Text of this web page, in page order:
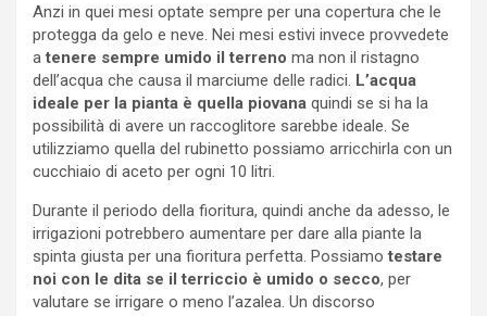
Anzi in quei mesi optate sempre per una copertura che le
protegga da gelo e neve. Nei mesi estivi invece provvedete
atenere sempre umido il terreno ma non il ristagno
dell’acqua che causa il marciume delle radici. L’acqua
ideale per la pianta è quella piovana quindi se si ha la
possibilità di avere un raccoglitore sarebbe ideale. Se
utilizziamo quella del rubinetto possiamo arricchirla con un
cucchiaio di aceto per ogni 10 litri.
Durante il periodo della fioritura, quindi anche da adesso, le
irrigazioni potrebbero aumentare per dare alla piante la
spinta giusta per una fioritura perfetta. Possiamo testare
noi con le dita se il terriccio è umido o secco, per
valutare se irrigare o meno l’azalea. Un discorso